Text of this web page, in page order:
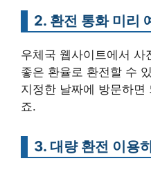
2. 환전 통화 미리
우체국 웹사이트에서 사
좋은 환율로 환전할 수
지정한 날짜에 방문하면
죠.
3. 대량 환전 이용